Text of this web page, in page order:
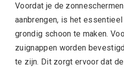
Voordat je de
aanbrengen, is het
grondig schoon te maken.
zuignappen worden
te zijn. Dit zorgt ervoor dat